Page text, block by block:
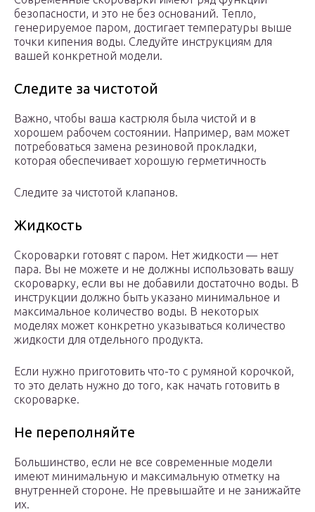
безопасности, и это не без оснований. Тепло,
генерируемое паром, достигает температуры выше
точки кипения воды. Следуйте инструкциям для
вашей конкретной модели.
Следите за чистотой
Важно, чтобы ваша кастрюля была чистой и в
хорошем рабочем состоянии. Например, вам может
потребоваться замена резиновой прокладки,
которая обеспечивает хорошую герметичность
Следите за чистотой клапанов.
Жидкость
Скороварки готовят с паром. Нет жидкости — нет
пара. Вы не можете и не должны использовать вашу
скороварку, если вы не добавили достаточно воды. В
инструкции должно быть указано минимальное и
максимальное количество воды. В некоторых
моделях может конкретно указываться количество
жидкости для отдельного продукта.
Если нужно приготовить что-то с румяной корочкой,
то это делать нужно до того, как начать готовить в
скороварке.
Не переполняйте
Большинство, если не все современные модели
имеют минимальную и максимальную отметку на
внутренней стороне. Не превышайте и не занижайте
их.